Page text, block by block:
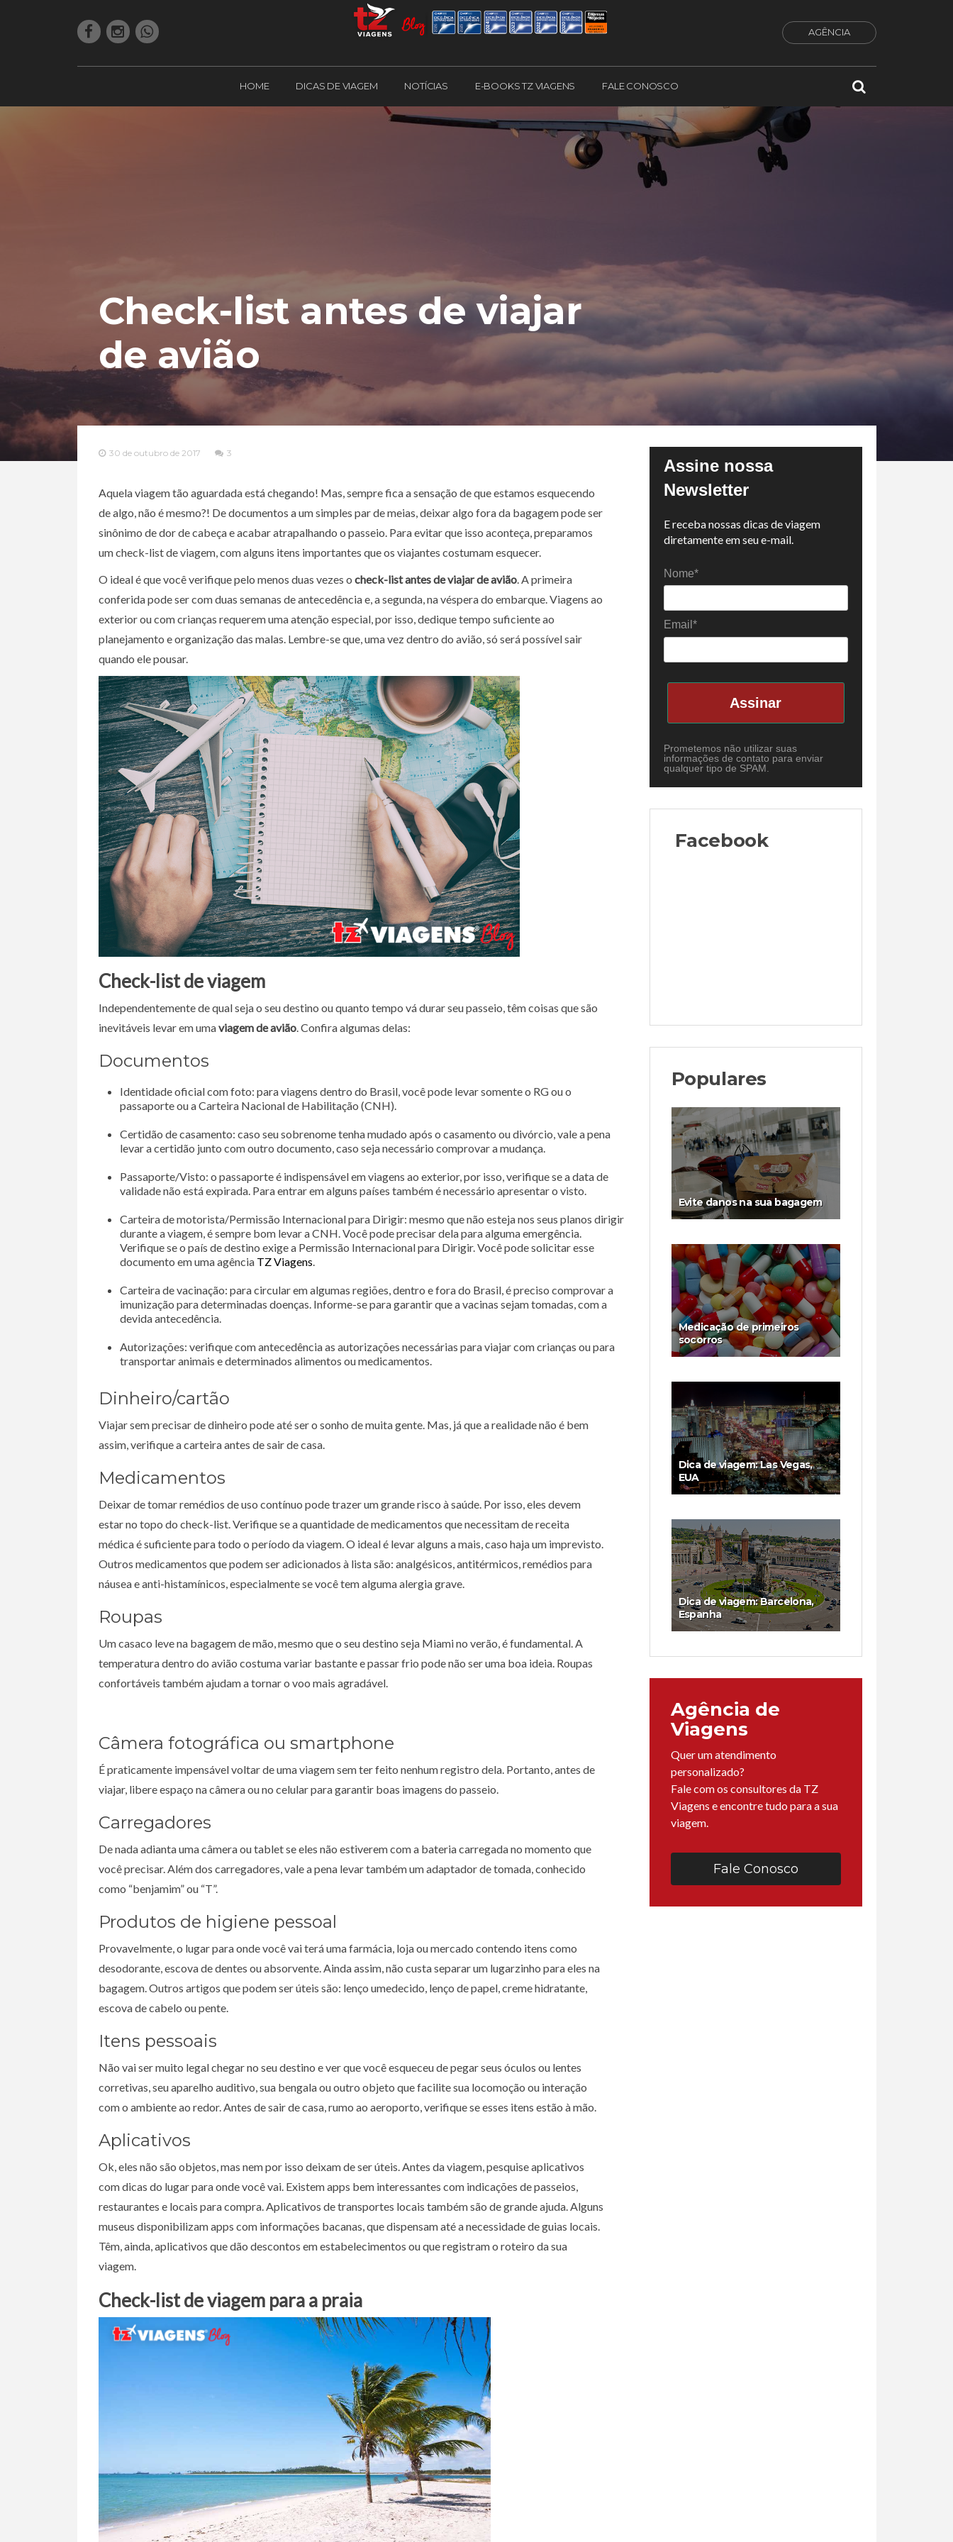
AGÊNCIA
HOME DICAS DE VIAGEM NOTÍCIAS E-BOOKS TZ VIAGENS FALE CONOSCO
Check-list antes de viajar
de avião
30 de outubro de 2017 3
Aquela viagem tão aguardada está chegando! Mas, sempre fica a sensação de que estamos esquecendo
de algo, não é mesmo?! De documentos a um simples par de meias, deixar algo fora da bagagem pode ser
sinônimo de dor de cabeça e acabar atrapalhando o passeio. Para evitar que isso aconteça, preparamos
um check-list de viagem, com alguns itens importantes que os viajantes costumam esquecer.
O ideal é que você verifique pelo menos duas vezes o check-list antes de viajar de avião. A primeira
conferida pode ser com duas semanas de antecedência e, a segunda, na véspera do embarque. Viagens ao
exterior ou com crianças requerem uma atenção especial, por isso, dedique tempo suficiente ao
planejamento e organização das malas. Lembre-se que, uma vez dentro do avião, só será possível sair
quando ele pousar.
Check-list de viagem
Independentemente de qual seja o seu destino ou quanto tempo vá durar seu passeio, têm coisas que são
inevitáveis levar em umaviagem de avião. Confira algumas delas:
Documentos
Identidade oficial com foto: para viagens dentro do Brasil, você pode levar somente o RG ou o
passaporte ou a Carteira Nacional de Habilitação (CNH).
Certidão de casamento: caso seu sobrenome tenha mudado após o casamento ou divórcio, vale a pena
levar a certidão junto com outro documento, caso seja necessário comprovar a mudança.
Passaporte/Visto: o passaporte é indispensável em viagens ao exterior, por isso, verifique se a data de
validade não está expirada. Para entrar em alguns países também é necessário apresentar o visto.
Carteira de motorista/Permissão Internacional para Dirigir: mesmo que não esteja nos seus planos dirigir
durante a viagem, é sempre bom levar a CNH. Você pode precisar dela para alguma emergência.
Verifique se o país de destino exige a Permissão Internacional para Dirigir. Você pode solicitar esse
documento em uma agência TZ Viagens.
Carteira de vacinação: para circular em algumas regiões, dentro e fora do Brasil, é preciso comprovar a
imunização para determinadas doenças. Informe-se para garantir que a vacinas sejam tomadas, com a
devida antecedência.
Autorizações: verifique com antecedência as autorizações necessárias para viajar com crianças ou para
transportar animais e determinados alimentos ou medicamentos.
Dinheiro/cartão
Viajar sem precisar de dinheiro pode até ser o sonho de muita gente. Mas, já que a realidade não é bem
assim, verifique a carteira antes de sair de casa.
Medicamentos
Deixar de tomar remédios de uso contínuo pode trazer um grande risco à saúde. Por isso, eles devem
estar no topo do check-list. Verifique se a quantidade de medicamentos que necessitam de receita
médica é suficiente para todo o período da viagem. O ideal é levar alguns a mais, caso haja um imprevisto.
Outros medicamentos que podem ser adicionados à lista são: analgésicos, antitérmicos, remédios para
náusea e anti-histamínicos, especialmente se você tem alguma alergia grave.
Roupas
Um casaco leve na bagagem de mão, mesmo que o seu destino seja Miami no verão, é fundamental. A
temperatura dentro do avião costuma variar bastante e passar frio pode não ser uma boa ideia. Roupas
confortáveis também ajudam a tornar o voo mais agradável.
Câmera fotográfica ou smartphone
É praticamente impensável voltar de uma viagem sem ter feito nenhum registro dela. Portanto, antes de
viajar, libere espaço na câmera ou no celular para garantir boas imagens do passeio.
Carregadores
De nada adianta uma câmera ou tablet se eles não estiverem com a bateria carregada no momento que
você precisar. Além dos carregadores, vale a pena levar também um adaptador de tomada, conhecido
como “benjamim” ou “T”.
Produtos de higiene pessoal
Provavelmente, o lugar para onde você vai terá uma farmácia, loja ou mercado contendo itens como
desodorante, escova de dentes ou absorvente. Ainda assim, não custa separar um lugarzinho para eles na
bagagem. Outros artigos que podem ser úteis são: lenço umedecido, lenço de papel, creme hidratante,
escova de cabelo ou pente.
Itens pessoais
Não vai ser muito legal chegar no seu destino e ver que você esqueceu de pegar seus óculos ou lentes
corretivas, seu aparelho auditivo, sua bengala ou outro objeto que facilite sua locomoção ou interação
com o ambiente ao redor. Antes de sair de casa, rumo ao aeroporto, verifique se esses itens estão à mão.
Aplicativos
Ok, eles não são objetos, mas nem por isso deixam de ser úteis. Antes da viagem, pesquise aplicativos
com dicas do lugar para onde você vai. Existem apps bem interessantes com indicações de passeios,
restaurantes e locais para compra. Aplicativos de transportes locais também são de grande ajuda. Alguns
museus disponibilizam apps com informações bacanas, que dispensam até a necessidade de guias locais.
Têm, ainda, aplicativos que dão descontos em estabelecimentos ou que registram o roteiro da sua
viagem.
Check-list de viagem para a praia
Assine nossa
Newsletter
E receba nossas dicas de viagem
diretamente em seu e-mail.
Nome*
Email*
Assinar
Prometemos não utilizar suas
informações de contato para enviar
qualquer tipo de SPAM.
Facebook
Populares
Evite danos na sua bagagem
Medicação de primeiros
socorros
Dica de viagem: Las Vegas,
EUA
Dica de viagem: Barcelona,
Espanha
Agência de
Viagens
Quer um atendimento
personalizado?
Fale com os consultores da TZ
Viagens e encontre tudo para a sua
viagem.
Fale Conosco